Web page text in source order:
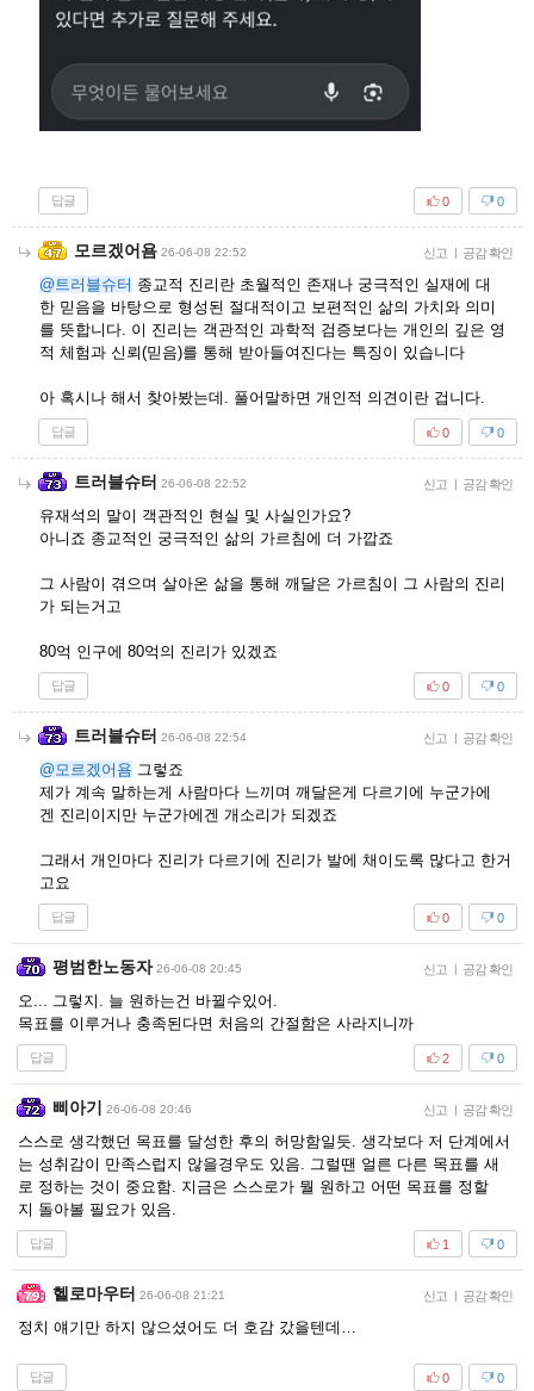
답글 0
0
모르겠어욤 26-06-08 22:52 신고 | 공감 확인
@트러블슈터 종교적 진리란 초월적인 존재나 궁극적인 실재에 대
한 믿음을 바탕으로 형성된 절대적이고 보편적인 삶의 가치와 의미
를 뜻합니다. 이 진리는 객관적인 과학적 검증보다는 개인의 깊은 영
적 체험과 신뢰(믿음)를 통해 받아들여진다는 특징이 있습니다
아 혹시나 해서 찾아봤는데. 풀어말하면 개인적 의견이란 겁니다.
답글 0
0
트러블슈터 26-06-08 22:52 신고 | 공감 확인
유재석의 말이 객관적인 현실 및 사실인가요?
아니죠 종교적인 궁극적인 삶의 가르침에 더 가깝죠
그 사람이 겪으며 살아온 삶을 통해 깨달은 가르침이 그 사람의 진리
가 되는거고
80억 인구에 80억의 진리가 있겠죠
답글 0
0
트러블슈터 26-06-08 22:54 신고 | 공감 확인
@모르겠어욤 그렇죠
제가 계속 말하는게 사람마다 느끼며 깨달은게 다르기에 누군가에
겐 진리이지만 누군가에겐 개소리가 되겠죠
그래서 개인마다 진리가 다르기에 진리가 발에 채이도록 많다고 한거
고요
답글 0
0
평범한노동자 26-06-08 20:45 신고 | 공감 확인
오... 그렇지. 늘 원하는건 바뀔수있어.
목표를 이루거나 충족된다면 처음의 간절함은 사라지니까
답글 0
2
삐아기 26-06-08 20:46 신고 | 공감 확인
스스로 생각했던 목표를 달성한 후의 허망함일듯. 생각보다 저 단계에서
는 성취감이 만족스럽지 않을경우도 있음. 그럴땐 얼른 다른 목표를 새
로 정하는 것이 중요함. 지금은 스스로가 뭘 원하고 어떤 목표를 정할
지 돌아볼 필요가 있음.
답글 0
1
헬로마우터 26-06-08 21:21 신고 | 공감 확인
정치 얘기만 하지 않으셨어도 더 호감 갔을텐데…
답글 0
0